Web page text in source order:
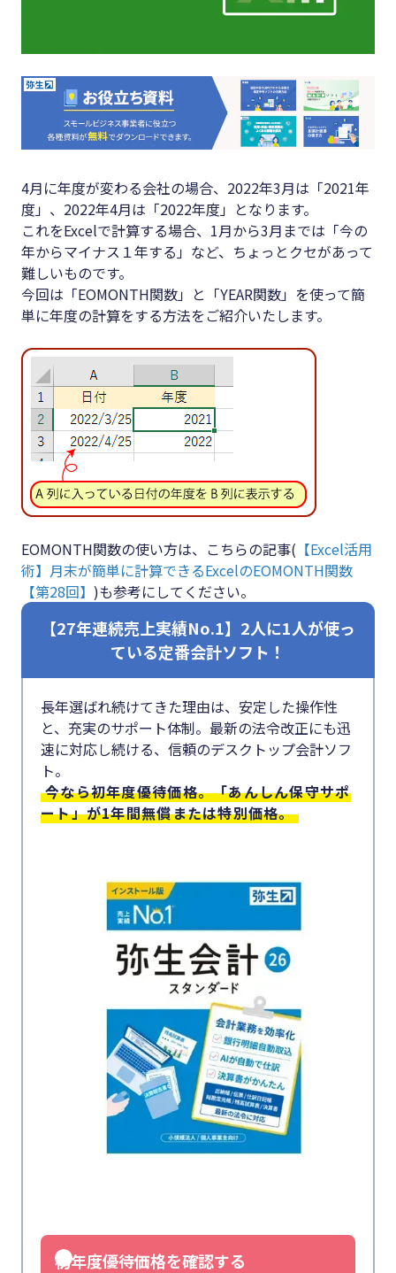
#生産性向上
#採用
#人材育成
#クラブオフ
無料で会計ソフトを試す
#店舗経
#クラブ
4月に年度が変わる会社の場合、2022年3月は「2021年
度」、2022年4月は「2022年度」となります。
これをExcelで計算する場合、1月から3月までは「今の
年からマイナス１年する」など、ちょっとクセがあって
難しいものです。
今回は「EOMONTH関数」と「YEAR関数」を使って簡
単に年度の計算をする方法をご紹介いたします。
EOMONTH関数の使い方は、こちらの記事( 【Excel活用
術】月末が簡単に計算できるExcelのEOMONTH関数
【第28回】 )も参考にしてください。
【27年連続売上実績No.1】2人に1人が使っ
ている定番会計ソフト！
長年選ばれ続けてきた理由は、安定した操作性
と、充実のサポート体制。最新の法令改正にも迅
速に対応し続ける、信頼のデスクトップ会計ソフ
ト。
今なら初年度優待価格。「あんしん保守サポ
ート」が1年間無償または特別価格。
初年度優待価格を確認する